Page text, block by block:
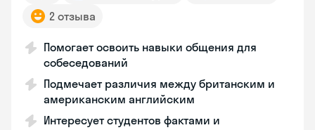
2 отзыва
Помогает освоить навыки общения для
собеседований
Подмечает различия между британским и
американским английским
Интересует студентов фактами и